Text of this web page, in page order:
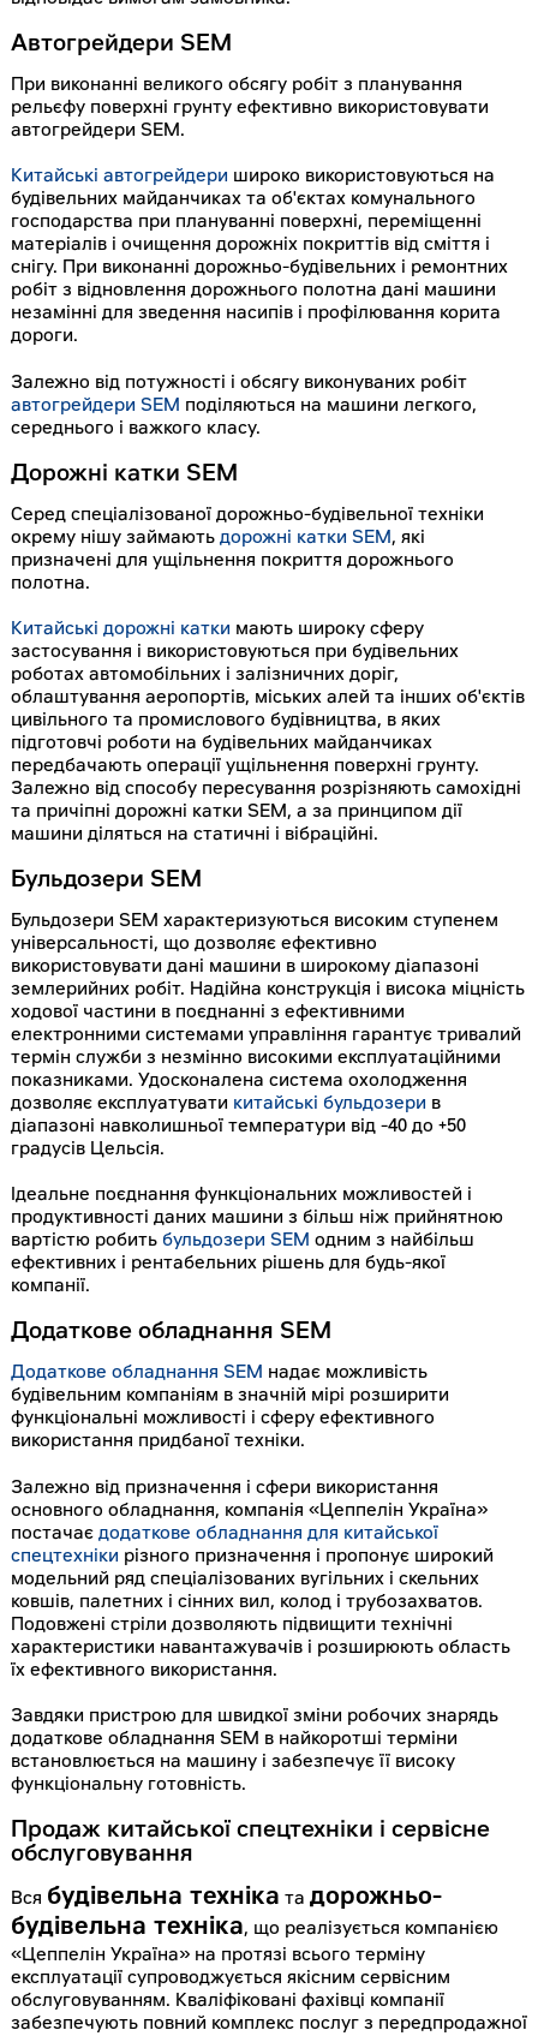
Автогрейдери SEM
При виконанні великого обсягу робіт з планування
рельєфу поверхні грунту ефективно використовувати
автогрейдери SEM.
Китайські автогрейдери широко використовуються на
будівельних майданчиках та об'єктах комунального
господарства при плануванні поверхні, переміщенні
матеріалів і очищення дорожніх покриттів від сміття і
снігу. При виконанні дорожньо-будівельних і ремонтних
робіт з відновлення дорожнього полотна дані машини
незамінні для зведення насипів і профілювання корита
дороги.
Залежно від потужності і обсягу виконуваних робіт
автогрейдери SEM поділяються на машини легкого,
середнього і важкого класу.
Дорожні катки SEM
Серед спеціалізованої дорожньо-будівельної техніки
окрему нішу займають дорожні катки SEM , які
призначені для ущільнення покриття дорожнього
полотна.
Китайські дорожні катки мають широку сферу
застосування і використовуються при будівельних
роботах автомобільних і залізничних доріг,
облаштування аеропортів, міських алей та інших об'єктів
цивільного та промислового будівництва, в яких
підготовчі роботи на будівельних майданчиках
передбачають операції ущільнення поверхні грунту.
Залежно від способу пересування розрізняють самохідні
та причіпні дорожні катки SEM, а за принципом дії
машини діляться на статичні і вібраційні.
Бульдозери SEM
Бульдозери SEM характеризуються високим ступенем
універсальності, що дозволяє ефективно
використовувати дані машини в широкому діапазоні
землерийних робіт. Надійна конструкція і висока міцність
ходової частини в поєднанні з ефективними
електронними системами управління гарантує тривалий
термін служби з незмінно високими експлуатаційними
показниками. Удосконалена система охолодження
дозволяє експлуатувати китайські бульдозери в
діапазоні навколишньої температури від -40 до +50
градусів Цельсія.
Ідеальне поєднання функціональних можливостей і
продуктивності даних машини з більш ніж прийнятною
вартістю робить бульдозери SEM одним з найбільш
ефективних і рентабельних рішень для будь-якої
компанії.
Додаткове обладнання SEM
Додаткове обладнання SEM надає можливість
будівельним компаніям в значній мірі розширити
функціональні можливості і сферу ефективного
використання придбаної техніки.
Залежно від призначення і сфери використання
основного обладнання, компанія «Цеппелін Україна»
постачає додаткове обладнання для китайської
спецтехніки різного призначення і пропонує широкий
модельний ряд спеціалізованих вугільних і скельних
ковшів, палетних і сінних вил, колод і трубозахватов.
Подовжені стріли дозволяють підвищити технічні
характеристики навантажувачів і розширюють область
їх ефективного використання.
Завдяки пристрою для швидкої зміни робочих знарядь
додаткове обладнання SEM в найкоротші терміни
встановлюється на машину і забезпечує її високу
функціональну готовність.
Продаж китайської спецтехніки і сервісне
обслуговування
Вся будівельна техніка та дорожньо-
будівельна техніка, що реалізується компанією
«Цеппелін Україна» на протязі всього терміну
експлуатації супроводжується якісним сервісним
обслуговуванням. Кваліфіковані фахівці компанії
забезпечують повний комплекс послуг з передпродажної